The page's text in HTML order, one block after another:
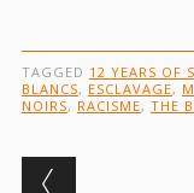
TAGGED 12 YEARS OF
BLANCS, ESCLAVAGE,
NOIRS, RACISME, THE
Post